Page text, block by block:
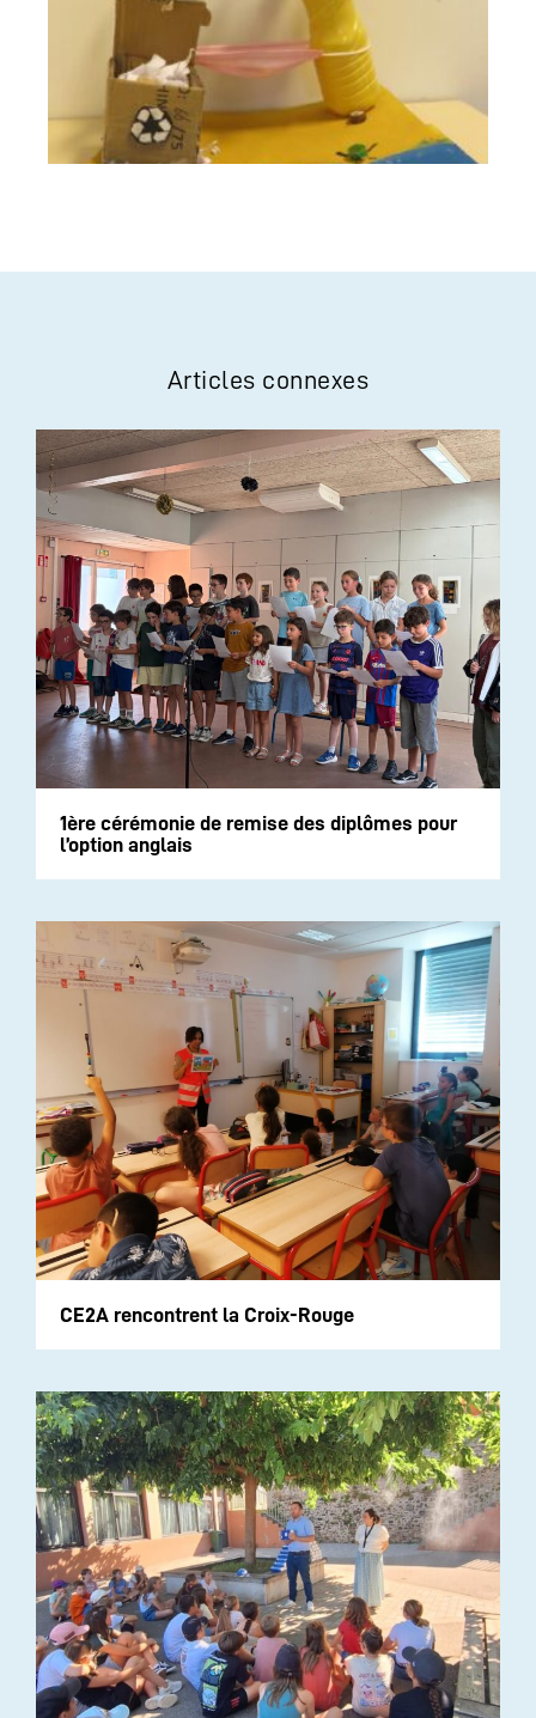
Articles connexes
1ère cérémonie de remise des diplômes pour
l’option anglais
CE2A rencontrent la Croix-Rouge